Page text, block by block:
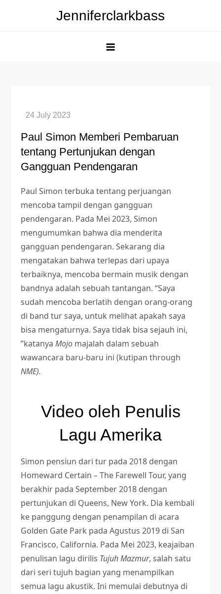
Jenniferclarkbass
Paul Simon Memberi Pembaruan
tentang Pertunjukan dengan
Gangguan Pendengaran
Paul Simon terbuka tentang perjuangan
mencoba tampil dengan gangguan
pendengaran. Pada Mei 2023, Simon
mengumumkan bahwa dia menderita
gangguan pendengaran. Sekarang dia
mengatakan bahwa terlepas dari upaya
terbaiknya, mencoba bermain musik dengan
bandnya adalah sebuah tantangan. “Saya
sudah mencoba berlatih dengan orang-orang
di band tur saya, untuk melihat apakah saya
bisa mengaturnya. Saya tidak bisa sejauh ini,
”katanyaMojo majalah dalam sebuah
wawancara baru-baru ini (kutipan through
NME).
Video oleh Penulis
Lagu Amerika
Simon pensiun dari tur pada 2018 dengan
Homeward Certain – The Farewell Tour, yang
berakhir pada September 2018 dengan
pertunjukan di Queens, New York. Dia kembali
ke panggung dengan penampilan di acara
Golden Gate Park pada Agustus 2019 di San
Francisco, California. Pada Mei 2023, keajaiban
penulisan lagu dirilis Tujuh Mazmur, salah satu
dari seri tujuh bagian yang menampilkan
semua lagu akustik. Ini memulai debutnya di